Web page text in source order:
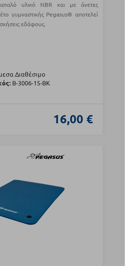
υλικό NBR και με άνετες
γυμναστικής Pegasus® αποτελεί
εδάφους.
Διαθέσιμο
Β-3006-15-BK
16,00 €